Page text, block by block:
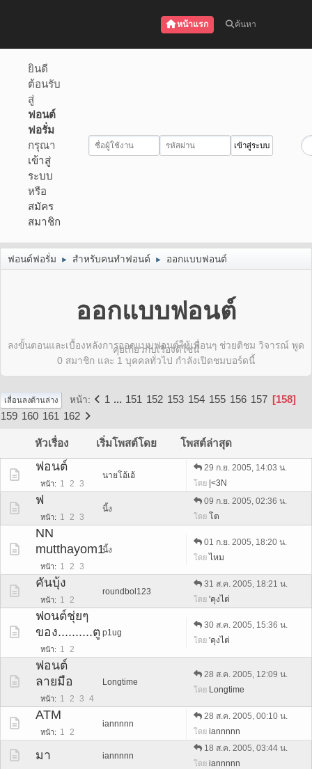
หน้าแรก ค้นหา
ยินดี
ต้อนรับ
สู่
ฟอนต์
ฟอรั่ม
กรุณา
เข้าสู่
ระบบ
หรือ
สมัคร
สมาชิก
ฟอนต์ฟอรั่ม ► สำหรับคนทำฟอนต์ ► ออกแบบฟอนต์
ออกแบบฟอนต์
ลงขั้นตอนและเบื้องหลังการออกแบบฟอนต์ให้เพื่อนๆ ช่วยติชม วิจารณ์ พูด
คุยเกี่ยวกับเรื่องดีไซน์
0 สมาชิก และ 1 บุคคลทั่วไป กำลังเปิดชมบอร์ดนี้
เลื่อนลงด้านล่าง หน้า 1 ... 151 152 153 154 155 156 157
158
159 160 161 162
หัวเรื่อง เริ่มโพสต์โดย โพสต์ล่าสุด
ฟอนต์
หน้า 1 2 3
นายโอ้เอ้
29 ก.ย. 2005, 14:03 น.
โดย |<3N
ฟ
หน้า 1 2 3
นิ้ง
09 ก.ย. 2005, 02:36 น.
โดย โต
NN
mutthayom1
หน้า 1 2 3
นิ้ง
01 ก.ย. 2005, 18:20 น.
โดย ไหม
คันบุ้ง
หน้า 1 2
roundbol123
31 ส.ค. 2005, 18:21 น.
โดย 'คุงไต่
ฟoนต์ชุ่ยๆ
ของ..........ตู
หน้า 1 2
p1ug
30 ส.ค. 2005, 15:36 น.
โดย 'คุงไต่
ฟอนต์
ลายมือ
หน้า 1 2 3 4
Longtime
28 ส.ค. 2005, 12:09 น.
โดย Longtime
ATM
หน้า 1 2
iannnnn
28 ส.ค. 2005, 00:10 น.
โดย iannnnn
มา iannnnn
18 ส.ค. 2005, 03:44 น.
โดย iannnnn